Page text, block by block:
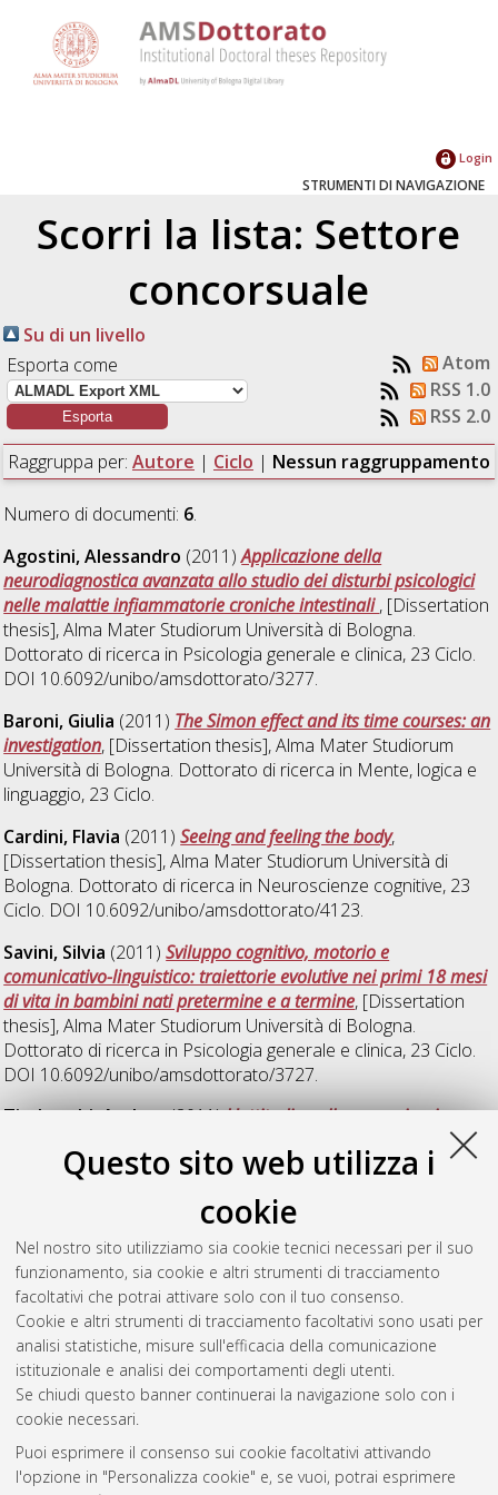
Questo sito web utilizza i
cookie
Nel nostro sito utilizziamo sia cookie tecnici necessari per il suo
funzionamento, sia cookie e altri strumenti di tracciamento
facoltativi che potrai attivare solo con il tuo consenso.
Cookie e altri strumenti di tracciamento facoltativi sono usati per
analisi statistiche, misure sull'efficacia della comunicazione
istituzionale e analisi dei comportamenti degli utenti.
Se chiudi questo banner continuerai la navigazione solo con i
cookie necessari.
Puoi esprimere il consenso sui cookie facoltativi attivando
l'opzione in "Personalizza cookie" e, se vuoi, potrai esprimere
Login
STRUMENTI DI NAVIGAZIONE
Scorri la lista: Settore
concorsuale
Su di un livello
Esporta come
Atom
RSS 1.0
RSS 2.0
Raggruppa per: Autore | Ciclo | Nessun raggruppamento
Numero di documenti: 6.
Agostini, Alessandro (2011)Applicazione della
neurodiagnostica avanzata allo studio dei disturbi psicologici
nelle malattie infiammatorie croniche intestinali, [Dissertation
thesis], Alma Mater Studiorum Università di Bologna.
Dottorato di ricerca in Psicologia generale e clinica, 23 Ciclo.
DOI 10.6092/unibo/amsdottorato/3277.
Baroni, Giulia (2011) The Simon effect and its time courses: an
investigation, [Dissertation thesis], Alma Mater Studiorum
Università di Bologna. Dottorato di ricerca in Mente, logica e
linguaggio, 23 Ciclo.
Cardini, Flavia (2011)Seeing and feeling the body,
[Dissertation thesis], Alma Mater Studiorum Università di
Bologna. Dottorato di ricerca in Neuroscienze cognitive, 23
Ciclo. DOI 10.6092/unibo/amsdottorato/4123.
Savini, Silvia (2011)Sviluppo cognitivo, motorio e
comunicativo-linguistico: traiettorie evolutive nei primi 18 mesi
di vita in bambini nati pretermine e a termine, [Dissertation
thesis], Alma Mater Studiorum Università di Bologna.
Dottorato di ricerca in Psicologia generale e clinica, 23 Ciclo.
DOI 10.6092/unibo/amsdottorato/3727.
Tiraboschi, Andrea(2011)L'attitudine alla comunicazione.
, [Dissertation
thesis], Alma Mater Studiorum Università di Bologna.
(2011)L'autovalutazione in età evolutiva:
metacognizione e stili attributivi, [Dissertation thesis], Alma
Mater Studiorum Università di Bologna. Dottorato di ricerca in
Psicologia generale e clinica , 21 Ciclo.
Questa lista e' stata generata ilFri Aug 7 20:36:18 2026 CEST
Atom
Rss 1.0